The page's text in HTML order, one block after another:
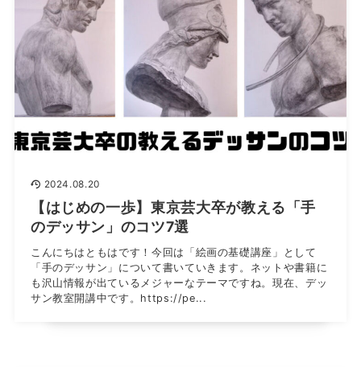
2024.08.20
【はじめの一歩】東京芸大卒が教える「手
のデッサン」のコツ7選
こんにちはともはです！今回は「絵画の基礎講座」として
「手のデッサン」について書いていきます。ネットや書籍に
も沢山情報が出ているメジャーなテーマですね。現在、デッ
サン教室開講中です。https://pe...